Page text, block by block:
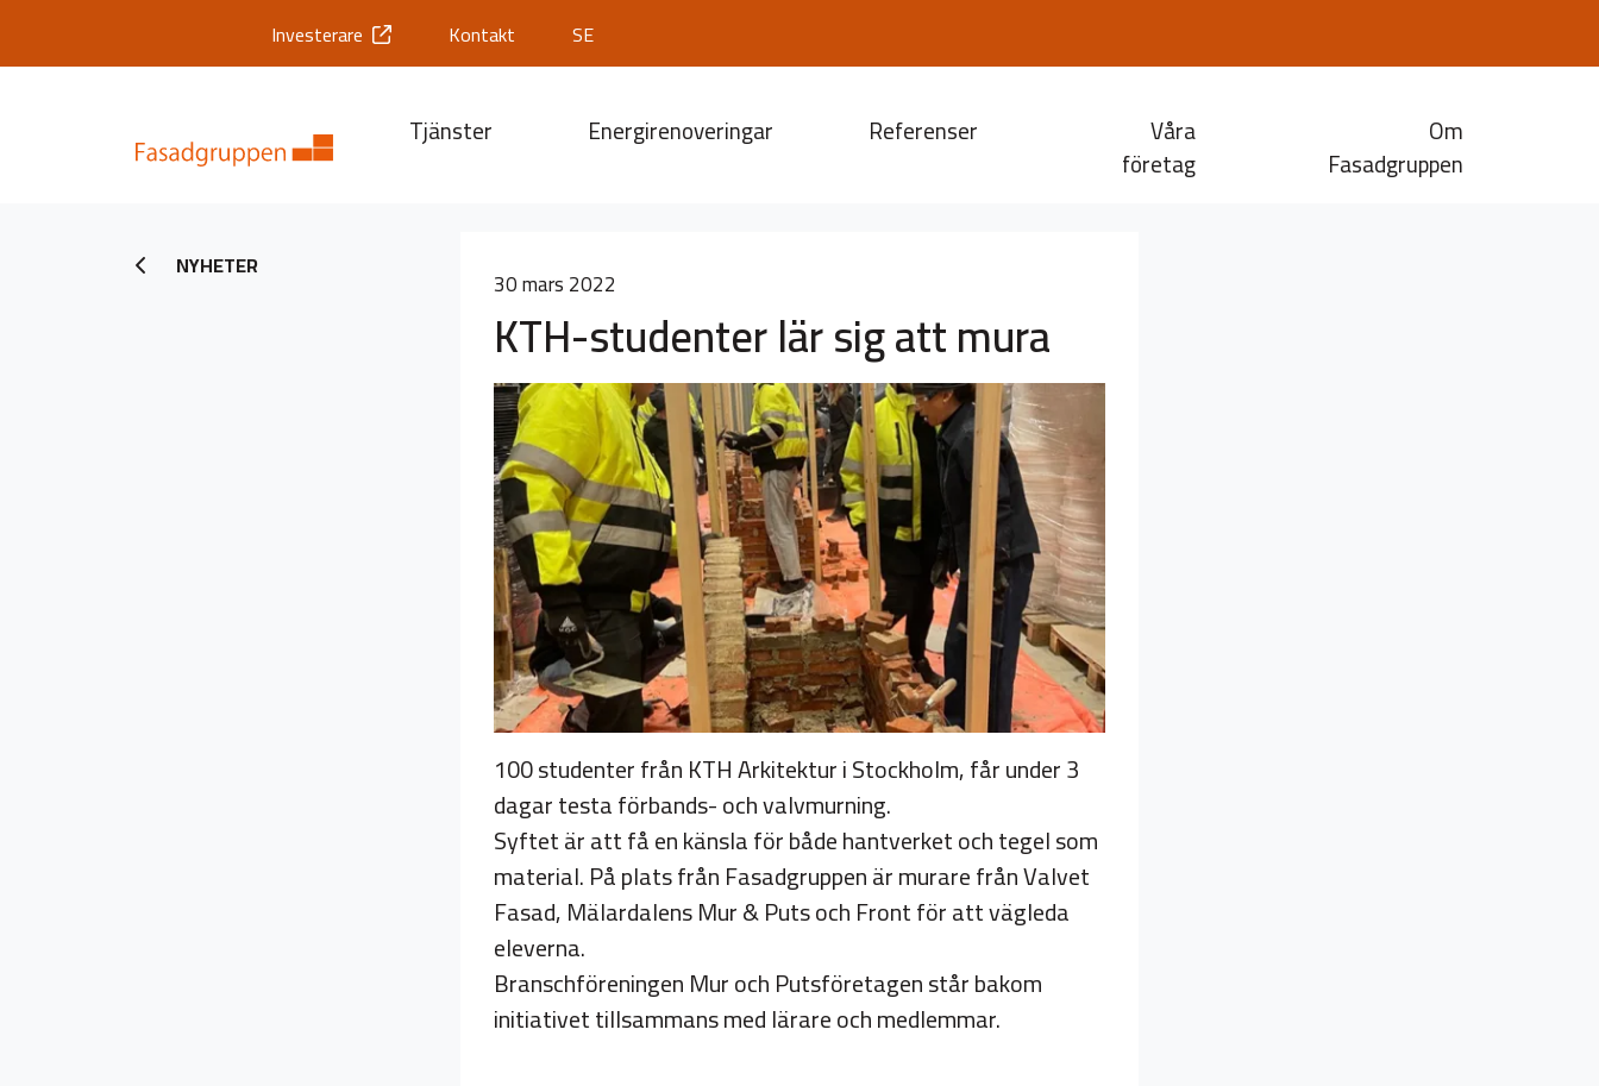
Investerare Kontakt SE
Tjänster Energirenoveringar Referenser Våra
företag
Om
Fasadgruppen
NYHETER 30 mars 2022
KTH-studenter lär sig att mura
100 studenter från KTH Arkitektur i Stockholm, får under 3
dagar testa förbands- och valvmurning.
Syftet är att få en känsla för både hantverket och tegel som
material. På plats från Fasadgruppen är murare från Valvet
Fasad, Mälardalens Mur & Puts och Front för att vägleda
eleverna.
Branschföreningen Mur och Putsföretagen står bakom
initiativet tillsammans med lärare och medlemmar.